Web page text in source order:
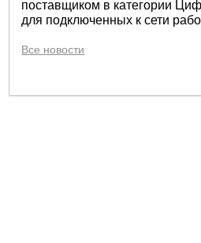
поставщиком в категории
для подключенных к сети
Все новости